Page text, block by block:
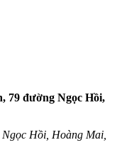
79 đường Ngọc Hồi,
Hồi, Hoàng Mai,